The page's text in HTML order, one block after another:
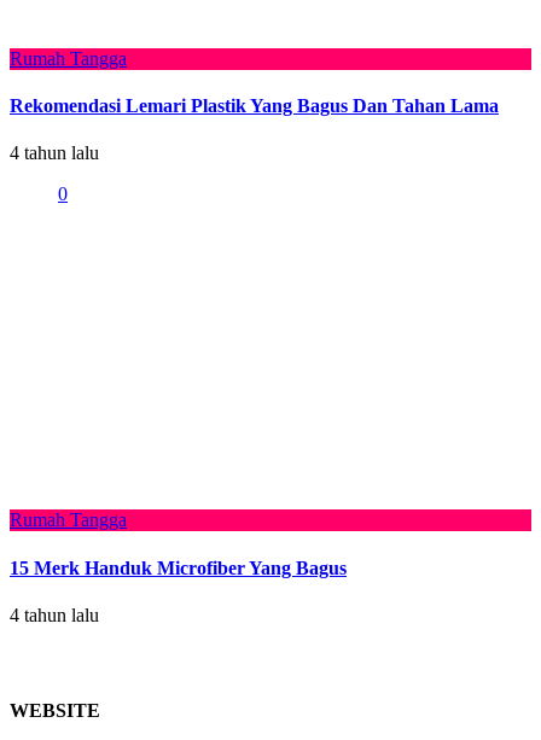
Rumah Tangga
Rekomendasi Lemari Plastik Yang Bagus Dan Tahan Lama
4 tahun lalu
0
Rumah Tangga
15 Merk Handuk Microfiber Yang Bagus
4 tahun lalu
WEBSITE